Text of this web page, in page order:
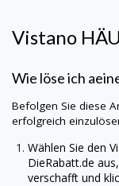
Vistano
Wie löse ich
Befolgen Sie diese
erfolgreich
Wählen Sie den
DieRabatt.de
verschafft und